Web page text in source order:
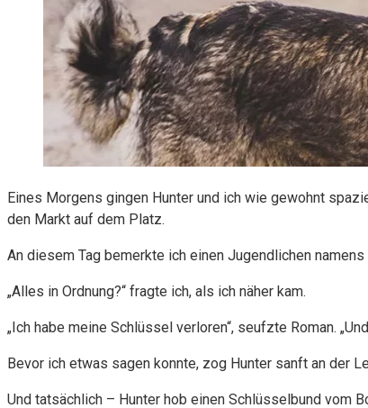
Eines Morgens gingen Hunter und ich wie gewohnt
den Markt auf dem Platz.
An diesem Tag bemerkte ich einen Jugendlichen
„Alles in Ordnung?“ fragte ich, als ich näher kam.
„Ich habe meine Schlüssel verloren“, seufzte Roman.
Bevor ich etwas sagen konnte, zog Hunter sanft an der
Und tatsächlich – Hunter hob einen Schlüsselbund vom